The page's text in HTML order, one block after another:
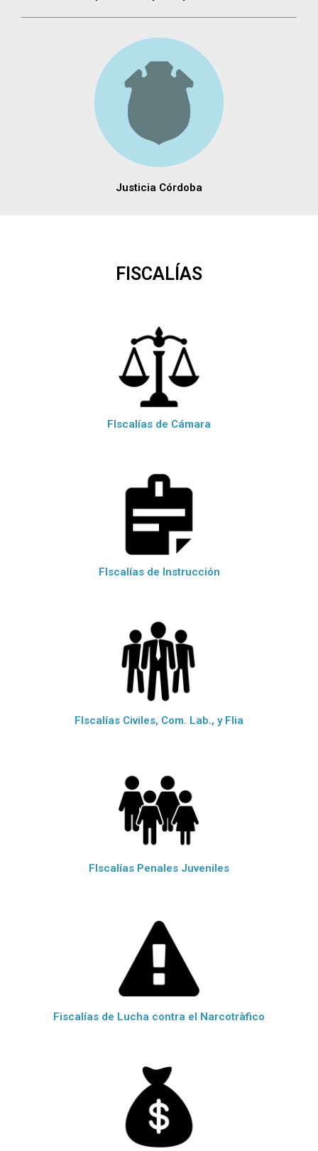
Justicia Córdoba
FISCALÍAS
FIscalías de Cámara
FIscalías de Instrucción
FIscalías Civiles, Com. Lab., y Flia
FIscalías Penales Juveniles
Fiscalías de Lucha contra el Narcotràfico